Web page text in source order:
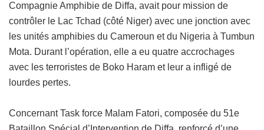
Compagnie Amphibie de Diffa, avait pour mission de
contrôler le Lac Tchad (côté Niger) avec une jonction avec
les unités amphibies du Cameroun et du Nigeria à Tumbun
Mota. Durant l’opération, elle a eu quatre accrochages
avec les terroristes de Boko Haram et leur a infligé de
lourdes pertes.
Concernant Task force Malam Fatori, composée du 51e